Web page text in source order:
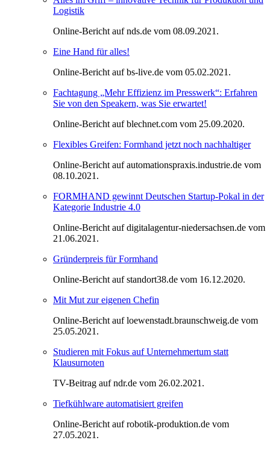
Logistik
Online-Bericht auf nds.de vom 08.09.2021.
Eine Hand für alles!
Online-Bericht auf bs-live.de vom 05.02.2021.
Fachtagung „Mehr Effizienz im Presswerk“: Erfahren
Sie von den Speakern, was Sie erwartet!
Online-Bericht auf blechnet.com vom 25.09.2020.
Flexibles Greifen: Formhand jetzt noch nachhaltiger
Online-Bericht auf automationspraxis.industrie.de vom
08.10.2021.
FORMHAND gewinnt Deutschen Startup-Pokal in der
Kategorie Industrie 4.0
Online-Bericht auf digitalagentur-niedersachsen.de vom
21.06.2021.
Gründerpreis für Formhand
Online-Bericht auf standort38.de vom 16.12.2020.
Mit Mut zur eigenen Chefin
Online-Bericht auf loewenstadt.braunschweig.de vom
25.05.2021.
Studieren mit Fokus auf Unternehmertum statt
Klausurnoten
TV-Beitrag auf ndr.de vom 26.02.2021.
Tiefkühlware automatisiert greifen
Online-Bericht auf robotik-produktion.de vom
27.05.2021.